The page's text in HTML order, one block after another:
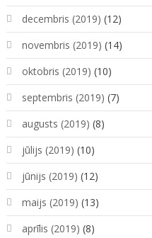
decembris (2019) (12)
novembris (2019) (14)
oktobris (2019) (10)
septembris (2019) (7)
augusts (2019) (8)
jūlijs (2019) (10)
jūnijs (2019) (12)
maijs (2019) (13)
aprīlis (2019) (8)